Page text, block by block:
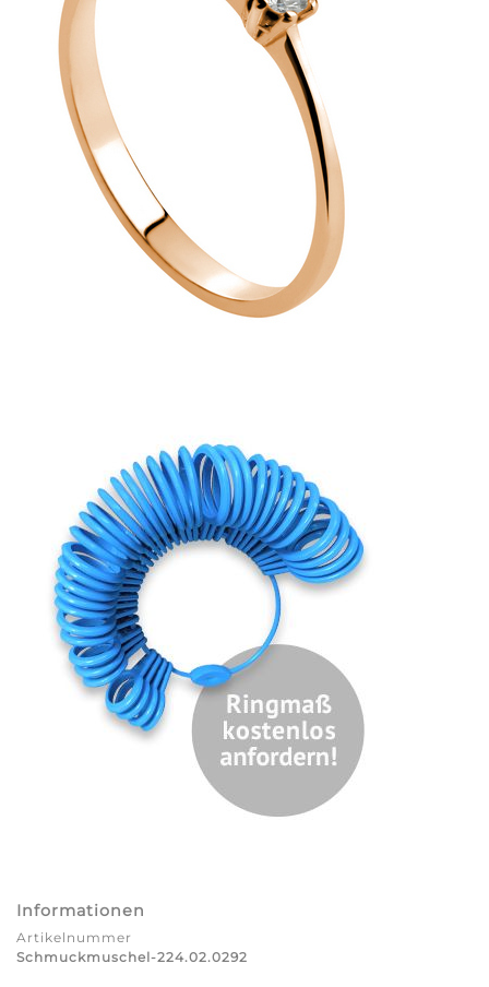
Informationen
Artikelnummer
Schmuckmuschel-224.02.0292